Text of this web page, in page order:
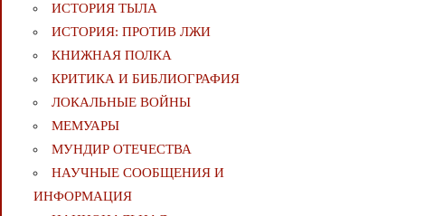
ИСТОРИЯ ТЫЛА
ИСТОРИЯ: ПРОТИВ ЛЖИ
КНИЖНАЯ ПОЛКА
КРИТИКА И БИБЛИОГРАФИЯ
ЛОКАЛЬНЫЕ ВОЙНЫ
МЕМУАРЫ
МУНДИР ОТЕЧЕСТВА
НАУЧНЫЕ СООБЩЕНИЯ И
ИНФОРМАЦИЯ